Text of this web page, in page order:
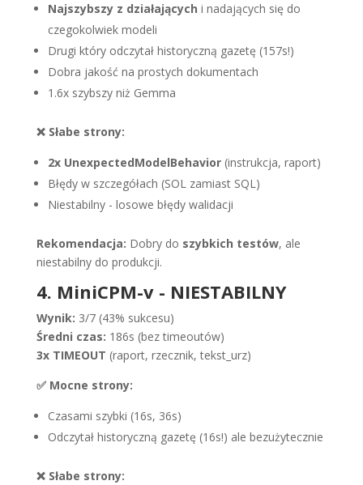
Najszybszy z działających i nadających się do
czegokolwiek modeli
Drugi który odczytał historyczną gazetę (157s!)
Dobra jakość na prostych dokumentach
1.6x szybszy niż Gemma
❌ Słabe strony:
2x UnexpectedModelBehavior(instrukcja, raport)
Błędy w szczegółach (SOL zamiast SQL)
Niestabilny - losowe błędy walidacji
Rekomendacja: Dobry do szybkich testów, ale
niestabilny do produkcji.
4. MiniCPM-v - NIESTABILNY
Wynik: 3/7 (43% sukcesu)
Średni czas: 186s (bez timeoutów)
3x TIMEOUT (raport, rzecznik, tekst_urz)
✅ Mocne strony:
Czasami szybki (16s, 36s)
Odczytał historyczną gazetę (16s!) ale bezużytecznie
❌ Słabe strony: